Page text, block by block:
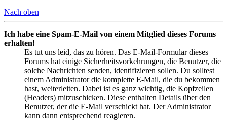
Nach oben
Ich habe eine Spam-E-Mail von einem Mitglied dieses Forums
erhalten!
Es tut uns leid, das zu hören. Das E-Mail-Formular dieses
Forums hat einige Sicherheitsvorkehrungen, die Benutzer, die
solche Nachrichten senden, identifizieren sollen. Du solltest
einem Administrator die komplette E-Mail, die du bekommen
hast, weiterleiten. Dabei ist es ganz wichtig, die Kopfzeilen
(Headers) mitzuschicken. Diese enthalten Details über den
Benutzer, der die E-Mail verschickt hat. Der Administrator
kann dann entsprechend reagieren.